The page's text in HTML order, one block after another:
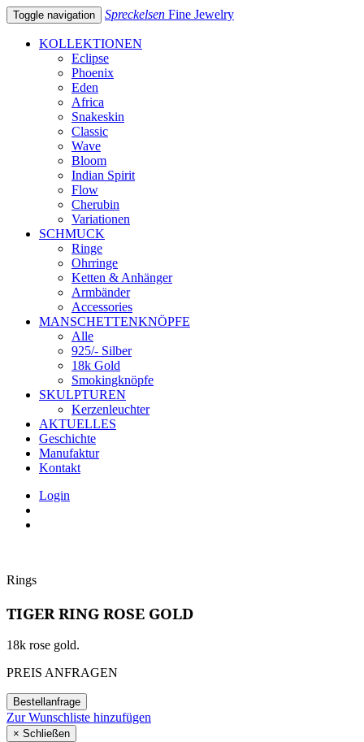
Toggle navigation Spreckelsen Fine Jewelry
KOLLEKTIONEN
Eclipse
Phoenix
Eden
Africa
Snakeskin
Classic
Wave
Bloom
Indian Spirit
Flow
Cherubin
Variationen
SCHMUCK
Ringe
Ohrringe
Ketten & Anhänger
Armbänder
Accessories
MANSCHETTENKNÖPFE
Alle
925/- Silber
18k Gold
Smokingknöpfe
SKULPTUREN
Kerzenleuchter
AKTUELLES
Geschichte
Manufaktur
Kontakt
Login
Rings
TIGER RING ROSE GOLD
18k rose gold.
PREIS ANFRAGEN
Bestellanfrage
Zur Wunschliste hinzufügen
× Schließen